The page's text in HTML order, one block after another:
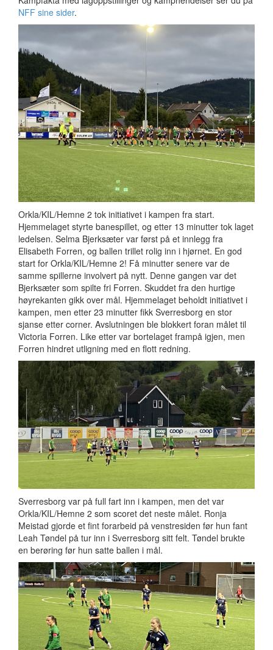
NFF sine sider.
Orkla/KIL/Hemne 2 tok initiativet i kampen fra start.
Hjemmelaget styrte banespillet, og etter 13 minutter tok laget
ledelsen. Selma Bjerksæter var først på et innlegg fra
Elisabeth Forren, og ballen trillet rolig inn i hjørnet. En god
start for Orkla/KIL/Hemne 2! Få minutter senere var de
samme spillerne involvert på nytt. Denne gangen var det
Bjerksæter som spilte fri Forren. Skuddet fra den hurtige
høyrekanten gikk over mål. Hjemmelaget beholdt initiativet i
kampen, men etter 23 minutter fikk Sverresborg en stor
sjanse etter corner. Avslutningen ble blokkert foran målet til
Victoria Forren. Like etter var bortelaget frampå igjen, men
Forren hindret utligning med en flott redning.
Sverresborg var på full fart inn i kampen, men det var
Orkla/KIL/Hemne 2 som scoret det neste målet. Ronja
Meistad gjorde et fint forarbeid på venstresiden før hun fant
Leah Tøndel på tur inn i Sverresborg sitt felt. Tøndel brukte
en berøring før hun satte ballen i mål.